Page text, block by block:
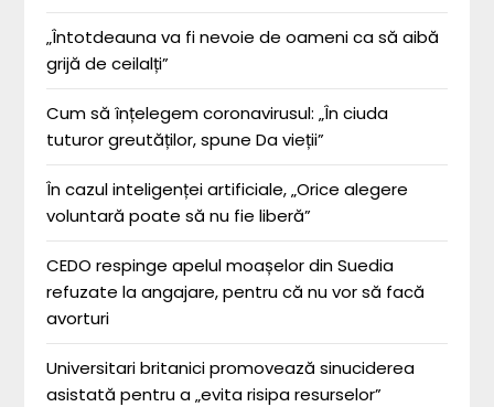
„Întotdeauna va fi nevoie de oameni ca să aibă
grijă de ceilalți”
Cum să înțelegem coronavirusul: „În ciuda
tuturor greutăților, spune Da vieții”
În cazul inteligenței artificiale, „Orice alegere
voluntară poate să nu fie liberă”
CEDO respinge apelul moașelor din Suedia
refuzate la angajare, pentru că nu vor să facă
avorturi
Universitari britanici promovează sinuciderea
asistată pentru a „evita risipa resurselor”